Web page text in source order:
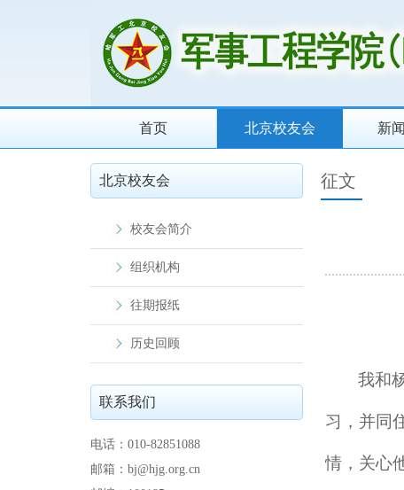
首页 北京校友会 新
北京校友会
校友会简介
组织机构
往期报纸
历史回顾
联系我们
电话：010-82851088
邮箱：bj@hjg.org.cn
征文
我和
习，并同
情，关心